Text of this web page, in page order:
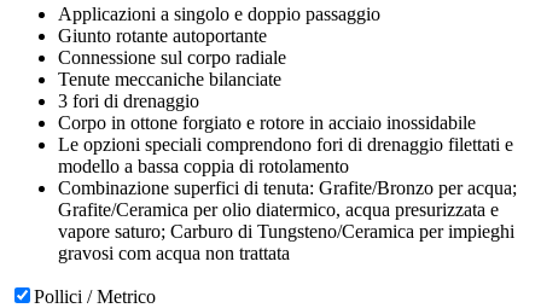
Applicazioni a singolo e doppio passaggio
Giunto rotante autoportante
Connessione sul corpo radiale
Tenute meccaniche bilanciate
3 fori di drenaggio
Corpo in ottone forgiato e rotore in acciaio inossidabile
Le opzioni speciali comprendono fori di drenaggio filettati e
modello a bassa coppia di rotolamento
Combinazione superfici di tenuta: Grafite/Bronzo per acqua;
Grafite/Ceramica per olio diatermico, acqua presurizzata e
vapore saturo; Carburo di Tungsteno/Ceramica per impieghi
gravosi com acqua non trattata
Pollici / Metrico